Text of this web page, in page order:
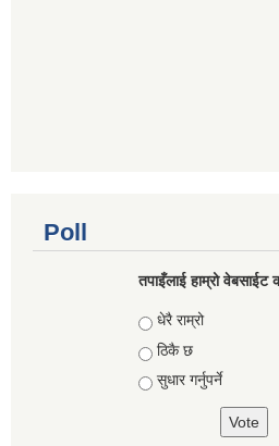
Poll
तपाइँलाई हाम्रो वेबसाईट
Choices
धेरै राम्रो
ठिकै छ
सुधार गर्नुपर्ने